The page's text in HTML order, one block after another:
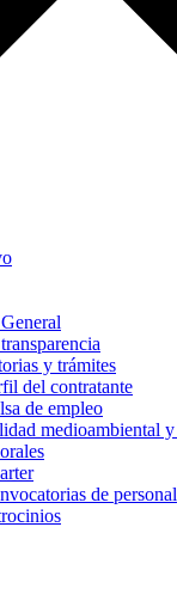
y trámites
del contratante
de empleo
medioambiental
de personal